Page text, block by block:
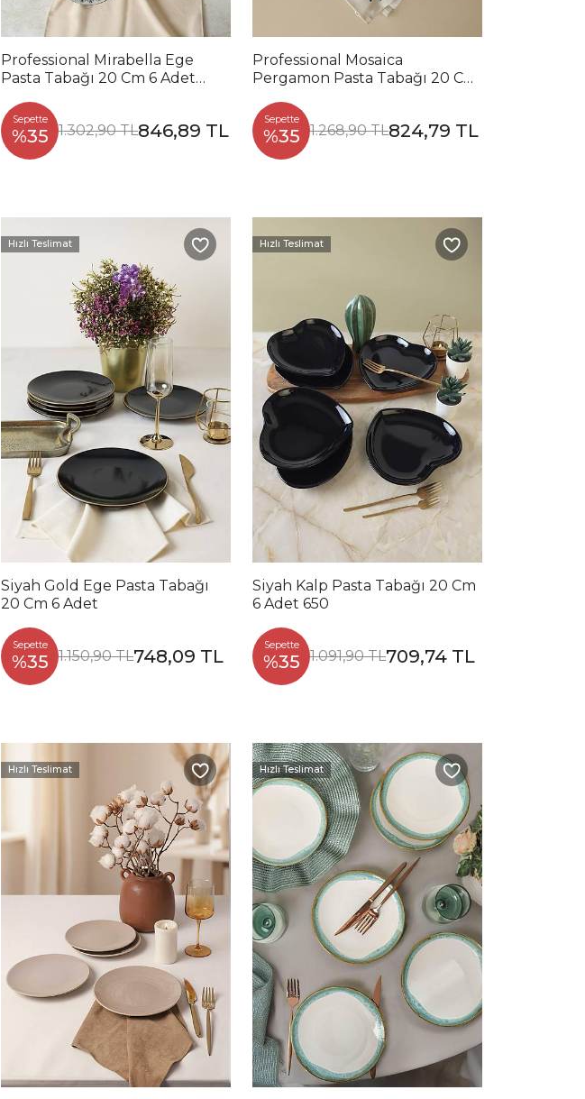
Professional Mirabella Ege
Pasta Tabağı 20 Cm 6 Adet
Sepette
%35 1.302,90 TL846,89 TL
Professional Mosaica
Pergamon Pasta Tabağı 20 Cm
Sepette
%35 1.268,90 TL824,79 TL
Hızlı Teslimat
Siyah Gold Ege Pasta Tabağı
20 Cm 6 Adet
Sepette
%35 1.150,90 TL748,09 TL
Hızlı Teslimat
Siyah Kalp Pasta Tabağı 20 Cm
6 Adet 650
Sepette
%35 1.091,90 TL709,74 TL
Hızlı Teslimat Hızlı Teslimat